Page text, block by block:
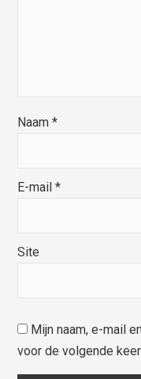
Naam*
E-mail*
Site
Mijn naam, e-mail
voor de volgende